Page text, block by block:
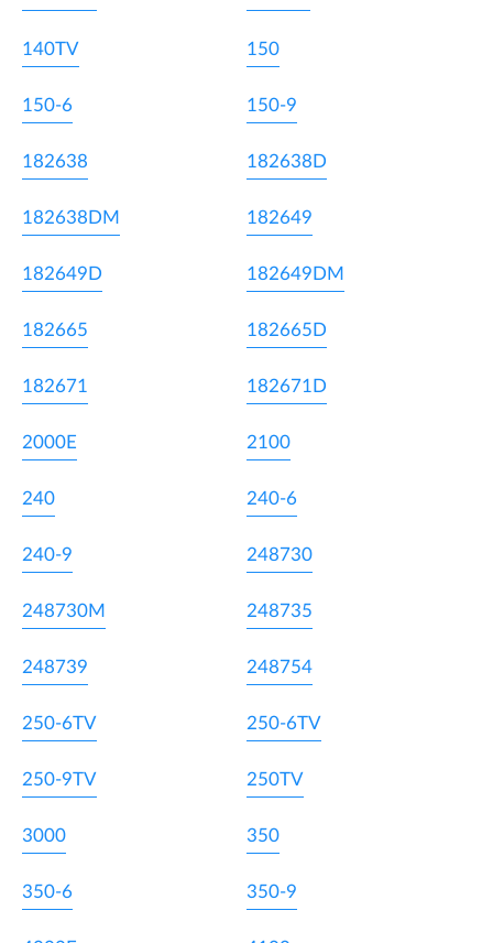
140TV 150
150-6 150-9
182638 182638D
182638DM 182649
182649D 182649DM
182665 182665D
182671 182671D
2000E 2100
240 240-6
240-9 248730
248730M 248735
248739 248754
250-6TV 250-6TV
250-9TV 250TV
3000 350
350-6 350-9